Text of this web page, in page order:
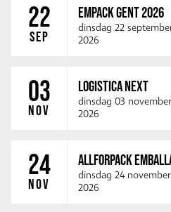
22
SEP
EMPACK GENT 2026
dinsdag 22
2026
03
NOV
LOGISTICA NEXT
dinsdag 03 november
2026
24
NOV
ALLFORPACK
dinsdag 24 november
2026